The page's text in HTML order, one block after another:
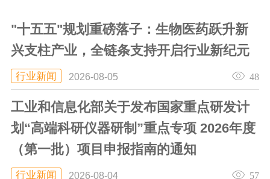
"十五五"规划重磅落子：生物医药跃升新
兴支柱产业，全链条支持开启行业新纪元
行业新闻 2026-08-05 48
工业和信息化部关于发布国家重点研发计
划“高端科研仪器研制”重点专项 2026年度
（第一批）项目申报指南的通知
行业新闻 2026-08-04 57